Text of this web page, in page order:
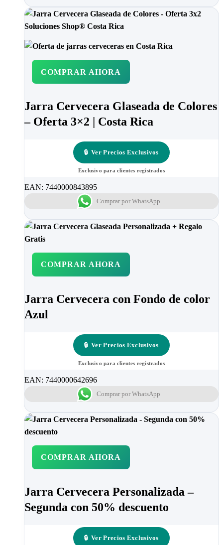
COMPRAR AHORA
Jarra Cervecera Glaseada de Colores
– Oferta 3×2 | Costa Rica
🔒 Ver Precios Exclusivos
Exclusivo para clientes registrados
EAN: 7440000843895
Comprar por WhatsApp
COMPRAR AHORA
Jarra Cervecera con Fondo de color
Azul
🔒 Ver Precios Exclusivos
Exclusivo para clientes registrados
EAN: 7440000642696
Comprar por WhatsApp
COMPRAR AHORA
Jarra Cervecera Personalizada –
Segunda con 50% descuento
🔒 Ver Precios Exclusivos